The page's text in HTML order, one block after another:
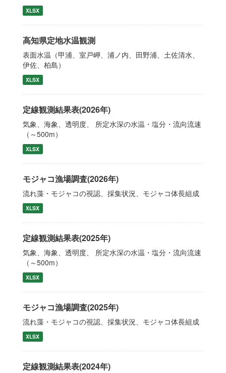
XLSX
高知県定地水温観測
表面水温（甲浦、室戸岬、浦ノ内、田野浦、土佐清水、
伊佐、柏島）
XLSX
定線観測結果表(2026年)
気象、海象、透明度、 所定水深の水温・塩分・流向流速
（～500m）
XLSX
モジャコ漁場調査(2026年)
流れ藻・モジャコの視認、採集状況、モジャコ体長組成
XLSX
定線観測結果表(2025年)
気象、海象、透明度、 所定水深の水温・塩分・流向流速
（～500m）
XLSX
モジャコ漁場調査(2025年)
流れ藻・モジャコの視認、採集状況、モジャコ体長組成
XLSX
定線観測結果表(2024年)